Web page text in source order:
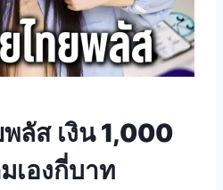
พลัส เงิน 1,000
เองกี่บาท